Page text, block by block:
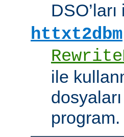
httxt2dbm
ile
program.